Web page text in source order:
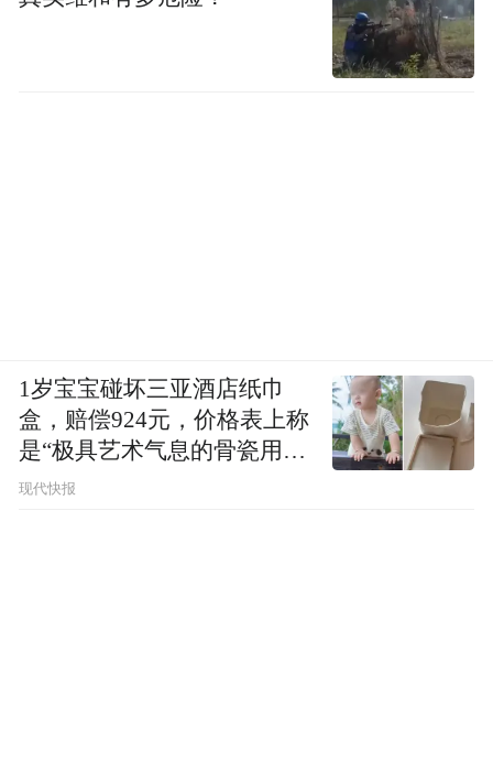
1岁宝宝碰坏三亚酒店纸巾
盒，赔偿924元，价格表上称
是“极具艺术气息的骨瓷用
品”
现代快报